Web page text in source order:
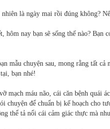
là ngày mai rồi đúng không?
hôm nay bạn sẽ sống thế nào?
mẫu chuyện sau, mong rằng tất
bạn nhé!
mạch máu não, cái căn bệnh quái
chuyện để chuẩn bị kế hoạch cho
thể tả nổi cái cảm giác thực mà